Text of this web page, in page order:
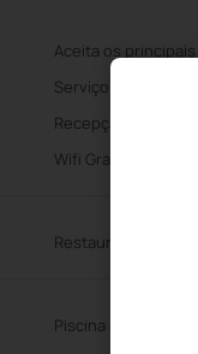
Aceita os
Serviço de limpeza
Recepção 24 horas
Wifi Gratuito
Restaurante
Piscina Exterior